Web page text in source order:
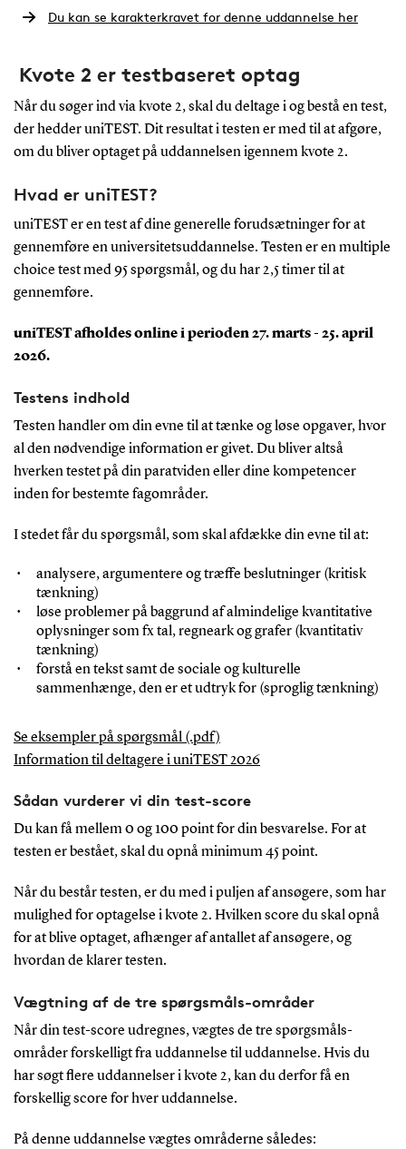
Du kan se karakterkravet for denne uddannelse her
Kvote 2 er testbaseret optag
Når du søger ind via kvote 2, skal du deltage i og bestå en test,
der hedder uniTEST. Dit resultat i testen er med til at afgøre,
om du bliver optaget på uddannelsen igennem kvote 2.
Hvad er uniTEST?
uniTEST er en test af dine generelle forudsætninger for at
gennemføre en universitetsuddannelse. Testen er en multiple
choice test med 95 spørgsmål, og du har 2,5 timer til at
gennemføre.
uniTEST afholdes online i perioden 27. marts - 25. april
2026.
Testens indhold
Testen handler om din evne til at tænke og løse opgaver, hvor
al den nødvendige information er givet. Du bliver altså
hverken testet på din paratviden eller dine kompetencer
inden for bestemte fagområder.
I stedet får du spørgsmål, som skal afdække din evne til at:
analysere, argumentere og træffe beslutninger (kritisk
tænkning)
løse problemer på baggrund af almindelige kvantitative
oplysninger som fx tal, regneark og grafer (kvantitativ
tænkning)
forstå en tekst samt de sociale og kulturelle
sammenhænge, den er et udtryk for (sproglig tænkning)
Se eksempler på spørgsmål (.pdf)
Information til deltagere i uniTEST 2026
Sådan vurderer vi din test-score
Du kan få mellem 0 og 100 point for din besvarelse. For at
testen er bestået, skal du opnå minimum 45 point.
Når du består testen, er du med i puljen af ansøgere, som har
mulighed for optagelse i kvote 2. Hvilken score du skal opnå
for at blive optaget, afhænger af antallet af ansøgere, og
hvordan de klarer testen.
Vægtning af de tre spørgsmåls-områder
Når din test-score udregnes, vægtes de tre spørgsmåls-
områder forskelligt fra uddannelse til uddannelse. Hvis du
har søgt flere uddannelser i kvote 2, kan du derfor få en
forskellig score for hver uddannelse.
På denne uddannelse vægtes områderne således: